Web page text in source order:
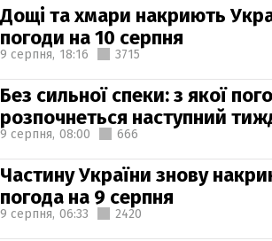
Дощі та хмари накриють
погоди на 10 серпня
9 серпня, 18:16 3715
Без сильної спеки: з якої
розпочнеться наступний
9 серпня, 08:00 666
Частину України знову
погода на 9 серпня
9 серпня, 06:33 2420